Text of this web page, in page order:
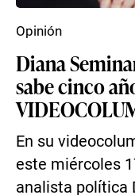
Diana
sabe cinco
En su
este miércoles
analista política
Opinión